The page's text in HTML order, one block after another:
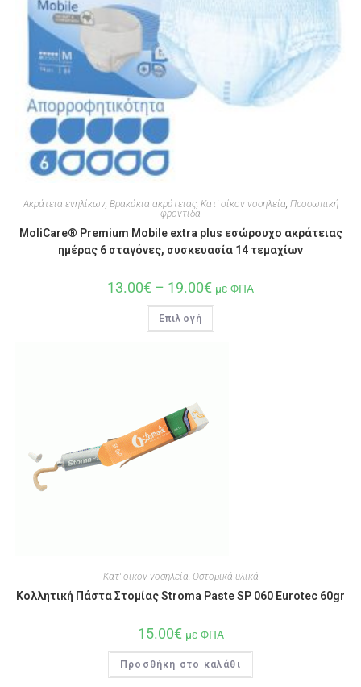
Ακράτεια ενηλίκων, Βρακάκια ακράτειας, Κατ' οίκον νοσηλεία Προσωπική
φροντίδα
MoliCare® Premium Mobile extra plus εσώρουχο ακράτειας
ημέρας 6 σταγόνες, συσκευασία 14 τεμαχίων
13.00€ – 19.00€ με ΦΠΑ
Επιλογή
Κατ' οίκον νοσηλεία, Οστομικά υλικά
Κολλητική Πάστα Στομίας Stroma Paste SP 060 Eurotec 60gr
15.00€ με ΦΠΑ
Προσθήκη στο καλάθι